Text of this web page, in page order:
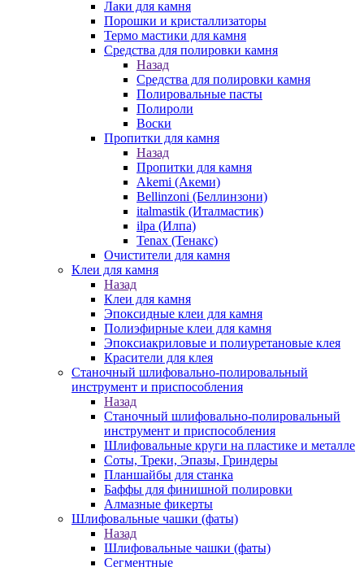
Лаки для камня
Порошки и кристаллизаторы
Термо мастики для камня
Средства для полировки камня
Назад
Средства для полировки камня
Полировальные пасты
Полироли
Воски
Пропитки для камня
Назад
Пропитки для камня
Akemi (Акеми)
Bellinzoni (Беллинзони)
italmastik (Италмастик)
ilpa (Илпа)
Tenax (Тенакс)
Очистители для камня
Клеи для камня
Назад
Клеи для камня
Эпоксидные клеи для камня
Полиэфирные клеи для камня
Эпоксиакриловые и полиуретановые клея
Красители для клея
Станочный шлифовально-полировальный
инструмент и приспособления
Назад
Станочный шлифовально-полировальный
инструмент и приспособления
Шлифовальные круги на пластике и металле
Соты, Треки, Эпазы, Гриндеры
Планшайбы для станка
Баффы для финишной полировки
Алмазные фикерты
Шлифовальные чашки (фаты)
Назад
Шлифовальные чашки (фаты)
Сегментные